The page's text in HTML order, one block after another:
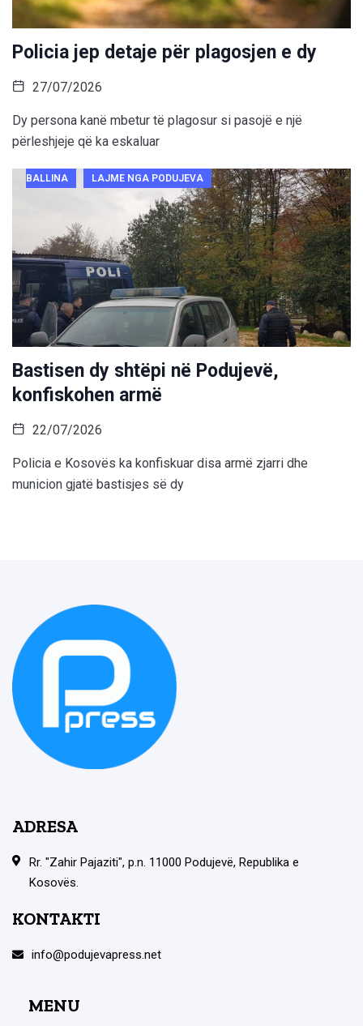
Policia jep detaje për plagosjen e dy
27/07/2026
Dy persona kanë mbetur të plagosur si pasojë e një
përleshjeje që ka eskaluar
BALLINA LAJME NGA PODUJEVA
Bastisen dy shtëpi në Podujevë,
konfiskohen armë
22/07/2026
Policia e Kosovës ka konfiskuar disa armë zjarri dhe
municion gjatë bastisjes së dy
ADRESA
Rr. "Zahir Pajaziti", p.n. 11000 Podujevë, Republika e
Kosovës.
KONTAKTI
info@podujevapress.net
MENU